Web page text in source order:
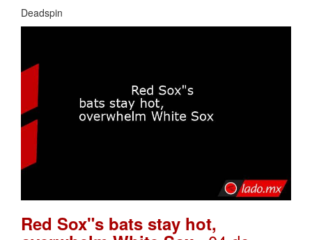
Deadspin
Red Sox"s bats stay hot,